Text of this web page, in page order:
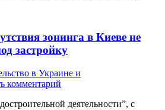
зонинга в Киеве не
застройку
в Украине и
комментарий
деятельности”, с